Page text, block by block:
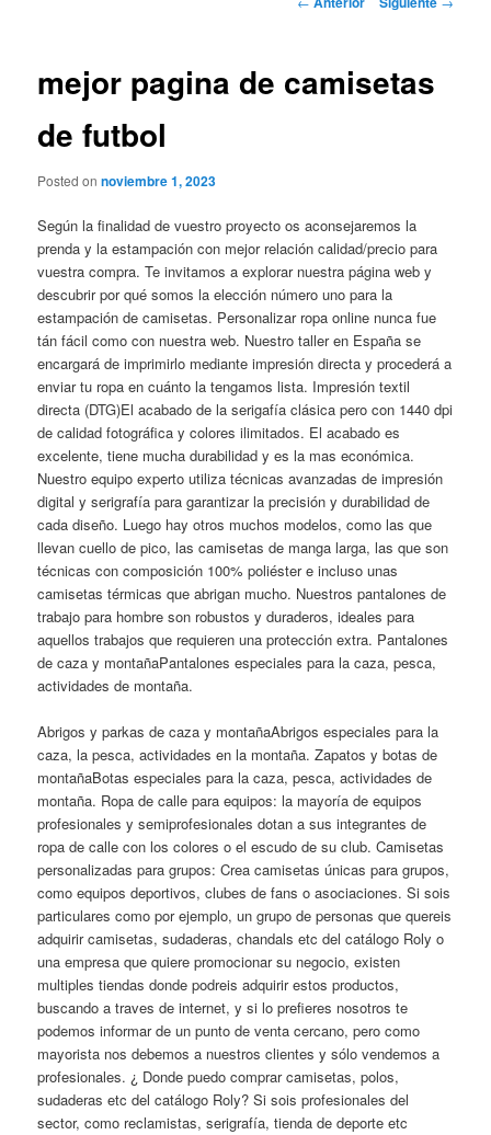
mejor pagina de camisetas
de futbol
Posted onnoviembre 1, 2023
Según la finalidad de vuestro proyecto os aconsejaremos la
prenda y la estampación con mejor relación calidad/precio para
vuestra compra. Te invitamos a explorar nuestra página web y
descubrir por qué somos la elección número uno para la
estampación de camisetas. Personalizar ropa online nunca fue
tán fácil como con nuestra web. Nuestro taller en España se
encargará de imprimirlo mediante impresión directa y procederá a
enviar tu ropa en cuánto la tengamos lista. Impresión textil
directa (DTG)El acabado de la serigafía clásica pero con 1440 dpi
de calidad fotográfica y colores ilimitados. El acabado es
excelente, tiene mucha durabilidad y es la mas económica.
Nuestro equipo experto utiliza técnicas avanzadas de impresión
digital y serigrafía para garantizar la precisión y durabilidad de
cada diseño. Luego hay otros muchos modelos, como las que
llevan cuello de pico, las camisetas de manga larga, las que son
técnicas con composición 100% poliéster e incluso unas
camisetas térmicas que abrigan mucho. Nuestros pantalones de
trabajo para hombre son robustos y duraderos, ideales para
aquellos trabajos que requieren una protección extra. Pantalones
de caza y montañaPantalones especiales para la caza, pesca,
actividades de montaña.
Abrigos y parkas de caza y montañaAbrigos especiales para la
caza, la pesca, actividades en la montaña. Zapatos y botas de
montañaBotas especiales para la caza, pesca, actividades de
montaña. Ropa de calle para equipos: la mayoría de equipos
profesionales y semiprofesionales dotan a sus integrantes de
ropa de calle con los colores o el escudo de su club. Camisetas
personalizadas para grupos: Crea camisetas únicas para grupos,
como equipos deportivos, clubes de fans o asociaciones. Si sois
particulares como por ejemplo, un grupo de personas que quereis
adquirir camisetas, sudaderas, chandals etc del catálogo Roly o
una empresa que quiere promocionar su negocio, existen
multiples tiendas donde podreis adquirir estos productos,
buscando a traves de internet, y si lo prefieres nosotros te
podemos informar de un punto de venta cercano, pero como
mayorista nos debemos a nuestros clientes y sólo vendemos a
profesionales. ¿ Donde puedo comprar camisetas, polos,
sudaderas etc del catálogo Roly? Si sois profesionales del
sector, como reclamistas, serigrafía, tienda de deporte etc